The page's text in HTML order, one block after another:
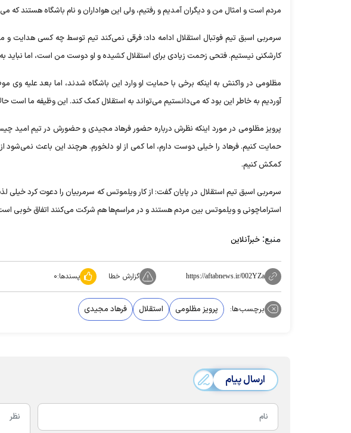
مردم است و امثال من و دیگران آمدیم و رفتیم، ولی این هواداران و نام باشگاه هستند که
سرمربی اسبق تیم فوتبال استقلال ادامه داد: فرقی نمی‌کند تیم توسط چه کسی
کارشکنی نیستیم. فتحی زحمت زیادی برای استقلال کشیده و او دوست من است، اما نباید به
مظلومی در واکنش به اینکه برخی با حمایت او وارد این باشگاه شدند، اما بعد علیه وی
آوردیم به خاطر این بود که می‌دانستیم می‌تواند به استقلال کمک کند. این وظیفه ما
پرویز مظلومی در مورد اینکه نظرش درباره حضور فرهاد مجیدی و حضورش در تیم امید
حمایت کنیم. فرهاد را خیلی دوست دارم، اما کمی از او دلخورم. هرچند این باعث نمی‌شود
کمکش کنیم.
سرمربی اسبق تیم استقلال در پایان گفت: از کار ویلموتس که سرمربیان را دعوت کرد خیلی
استراماچونی و ویلموتس بین مردم هستند و در مراسم‌ها هم شرکت می‌کنند اتفاق خوبی
منبع: خبرآنلاین
https://aftabnews.ir/002YZa گزارش خطا پسندها:۰
برچسب‌ها: پرویز مظلومی استقلال فرهاد مجیدی
ارسال پیام